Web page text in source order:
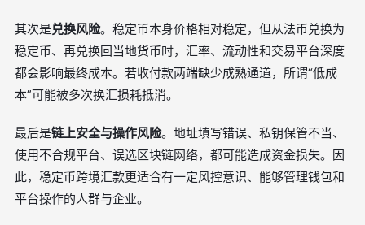
其次是兑换风险。稳定币本身价格相对稳定，但从法币兑换为
稳定币、再兑换回当地货币时，汇率、流动性和交易平台深度
都会影响最终成本。若收付款两端缺少成熟通道，所谓“低成
本”可能被多次换汇损耗抵消。
最后是链上安全与操作风险。地址填写错误、私钥保管不当、
使用不合规平台、误选区块链网络，都可能造成资金损失。因
此，稳定币跨境汇款更适合有一定风控意识、能够管理钱包和
平台操作的人群与企业。